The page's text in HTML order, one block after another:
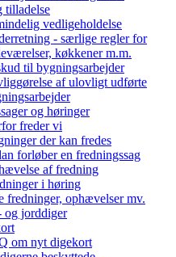
tilladelse
vedligeholdelse
- særlige regler for
køkkener m.m.
til bygningsarbejder
af ulovligt udførte
og høringer
freder vi
der kan fredes
forløber en fredningssag
af fredning
i høring
fredninger, ophævelser mv.
og jorddiger
om nyt digekort